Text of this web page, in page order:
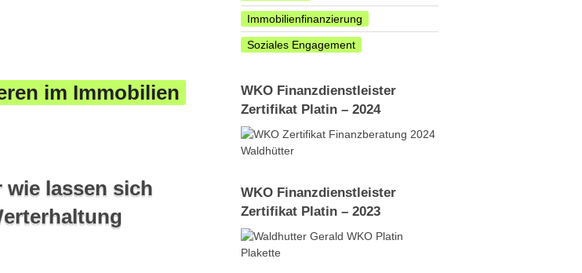
im Immobilien
wie lassen sich
Immobilienfinanzierung
Soziales Engagement
WKO Finanzdienstleister
Zertifikat Platin – 2024
WKO Finanzdienstleister
Zertifikat Platin – 2023